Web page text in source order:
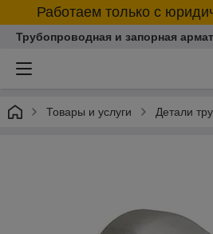
Работаем только с
Трубопроводная и запорная
Товары и услуги Детали